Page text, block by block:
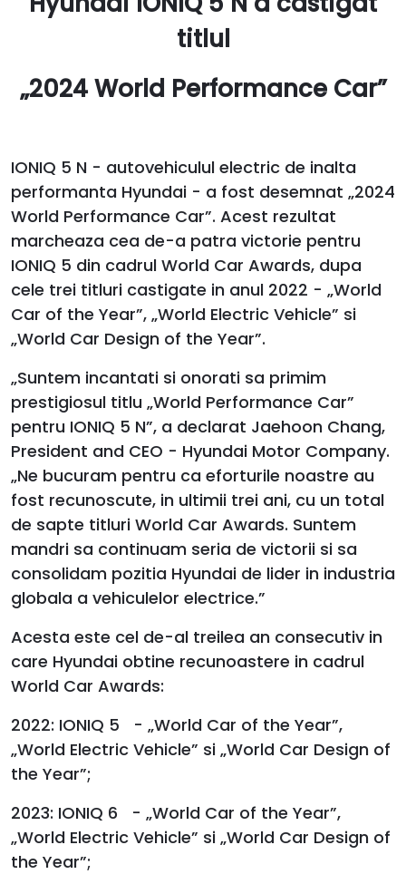
titlul
„2024 World Performance Car”
IONIQ 5 N - autovehiculul electric de inalta
performanta Hyundai - a fost desemnat „2024
World Performance Car”. Acest rezultat
marcheaza cea de-a patra victorie pentru
IONIQ 5 din cadrul World Car Awards, dupa
cele trei titluri castigate in anul 2022 - „World
Car of the Year”, „World Electric Vehicle” si
„World Car Design of the Year”.
„Suntem incantati si onorati sa primim
prestigiosul titlu „World Performance Car”
pentru IONIQ 5 N”, a declarat Jaehoon Chang,
President and CEO - Hyundai Motor Company.
„Ne bucuram pentru ca eforturile noastre au
fost recunoscute, in ultimii trei ani, cu un total
de sapte titluri World Car Awards. Suntem
mandri sa continuam seria de victorii si sa
consolidam pozitia Hyundai de lider in industria
globala a vehiculelor electrice.”
Acesta este cel de-al treilea an consecutiv in
care Hyundai obtine recunoastere in cadrul
World Car Awards:
2022: IONIQ 5 - „World Car of the Year”,
„World Electric Vehicle” si „World Car Design of
the Year”;
2023: IONIQ 6 - „World Car of the Year”,
„World Electric Vehicle” si „World Car Design of
the Year”;